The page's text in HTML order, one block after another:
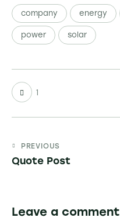
company energy
power solar
1
PREVIOUS
Quote Post
Leave a comment